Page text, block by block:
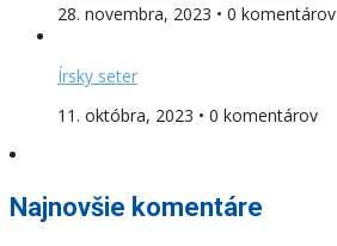
28. novembra, 2023 • 0 komentárov
Írsky seter
11. októbra, 2023 • 0 komentárov
Najnovšie komentáre